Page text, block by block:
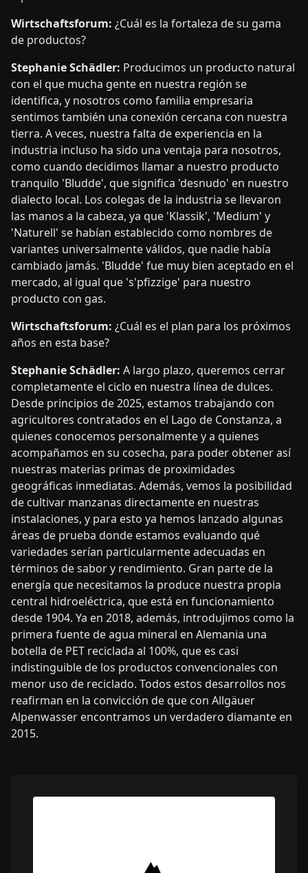
Wirtschaftsforum: ¿Cuál es la fortaleza de su gama
de productos?
Stephanie Schädler: Producimos un producto natural
con el que mucha gente en nuestra región se
identifica, y nosotros como familia empresaria
sentimos también una conexión cercana con nuestra
tierra. A veces, nuestra falta de experiencia en la
industria incluso ha sido una ventaja para nosotros,
como cuando decidimos llamar a nuestro producto
tranquilo 'Bludde', que significa 'desnudo' en nuestro
dialecto local. Los colegas de la industria se llevaron
las manos a la cabeza, ya que 'Klassik', 'Medium' y
'Naturell' se habían establecido como nombres de
variantes universalmente válidos, que nadie había
cambiado jamás. 'Bludde' fue muy bien aceptado en el
mercado, al igual que 's'pfizzige' para nuestro
producto con gas.
Wirtschaftsforum: ¿Cuál es el plan para los próximos
años en esta base?
Stephanie Schädler: A largo plazo, queremos cerrar
completamente el ciclo en nuestra línea de dulces.
Desde principios de 2025, estamos trabajando con
agricultores contratados en el Lago de Constanza, a
quienes conocemos personalmente y a quienes
acompañamos en su cosecha, para poder obtener así
nuestras materias primas de proximidades
geográficas inmediatas. Además, vemos la posibilidad
de cultivar manzanas directamente en nuestras
instalaciones, y para esto ya hemos lanzado algunas
áreas de prueba donde estamos evaluando qué
variedades serían particularmente adecuadas en
términos de sabor y rendimiento. Gran parte de la
energía que necesitamos la produce nuestra propia
central hidroeléctrica, que está en funcionamiento
desde 1904. Ya en 2018, además, introdujimos como la
primera fuente de agua mineral en Alemania una
botella de PET reciclada al 100%, que es casi
indistinguible de los productos convencionales con
menor uso de reciclado. Todos estos desarrollos nos
reafirman en la convicción de que con Allgäuer
Alpenwasser encontramos un verdadero diamante en
2015.